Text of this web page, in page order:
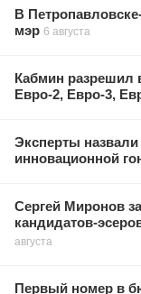
В
мэр 6 августа
Кабмин разрешил
Евро-2, Евро-3,
Эксперты
инновационной
Сергей Миронов
кандидатов-
августа
Первый номер в